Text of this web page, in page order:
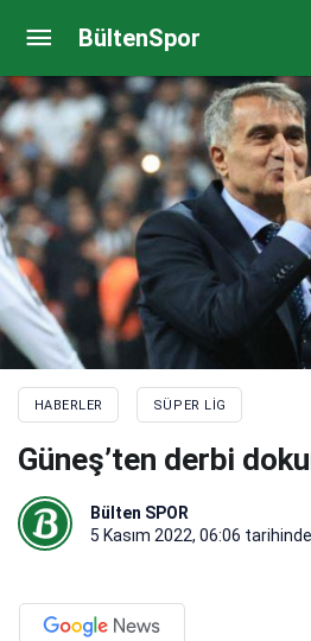
BültenSpor
HABERLER SÜPER LIG
Güneş’ten derbi
Bülten SPOR
5 Kasım 2022, 06:06 tarihinde
Jorge Jesus rekora doymuyor!